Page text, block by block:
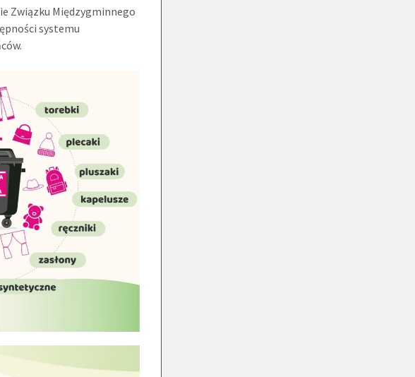
Związku Międzygminnego
systemu